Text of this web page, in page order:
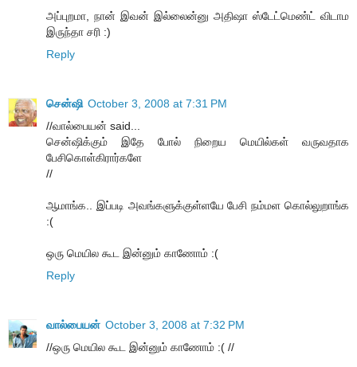
அப்புறமா, நான் இவன் இல்லைன்னு அதிஷா ஸ்டேட்மெண்ட் விடாம
இருந்தா சரி :)
Reply
சென்ஷி October 3, 2008 at 7:31 PM
//வால்பையன் said...
சென்ஷிக்கும் இதே போல் நிறைய மெயில்கள் வருவதாக
பேசிகொள்கிரார்களே
//
ஆமாங்க.. இப்படி அவங்களுக்குள்ளயே பேசி நம்மள கொல்லுறாங்க
:(
ஒரு மெயில கூட இன்னும் காணோம் :(
Reply
வால்பையன் October 3, 2008 at 7:32 PM
//ஒரு மெயில கூட இன்னும் காணோம் :( //